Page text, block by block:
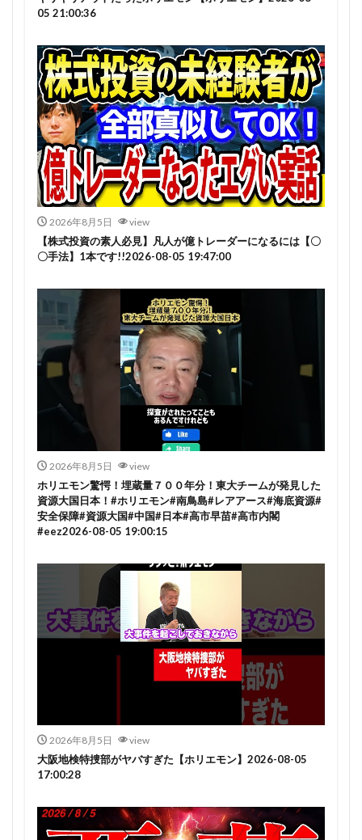
05 21:00:36
2026年8月5日 view
【株式投資の素人必見】凡人が億トレーダーになるには【〇
〇手法】1本です!!2026-08-05 19:47:00
2026年8月5日 view
ホリエモン驚愕！埋蔵量７００年分！東大チームが発見した
資源大国日本！#ホリエモン#南鳥島#レアアース#海底資源#
安全保障#資源大国#中国#日本#高市早苗#高市内閣
#eez2026-08-05 19:00:15
2026年8月5日 view
大阪地検特捜部がヤバすぎた【ホリエモン】2026-08-05
17:00:28